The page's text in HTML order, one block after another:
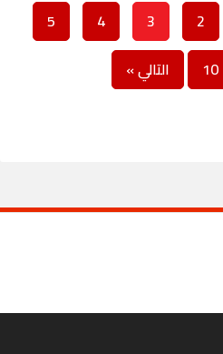
2
3
4
5
10 التالي »